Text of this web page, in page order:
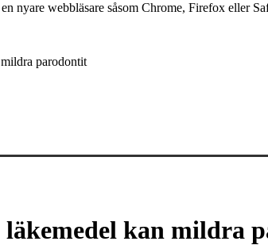
nyare webbläsare såsom Chrome, Firefox eller
parodontit
läkemedel kan mildra